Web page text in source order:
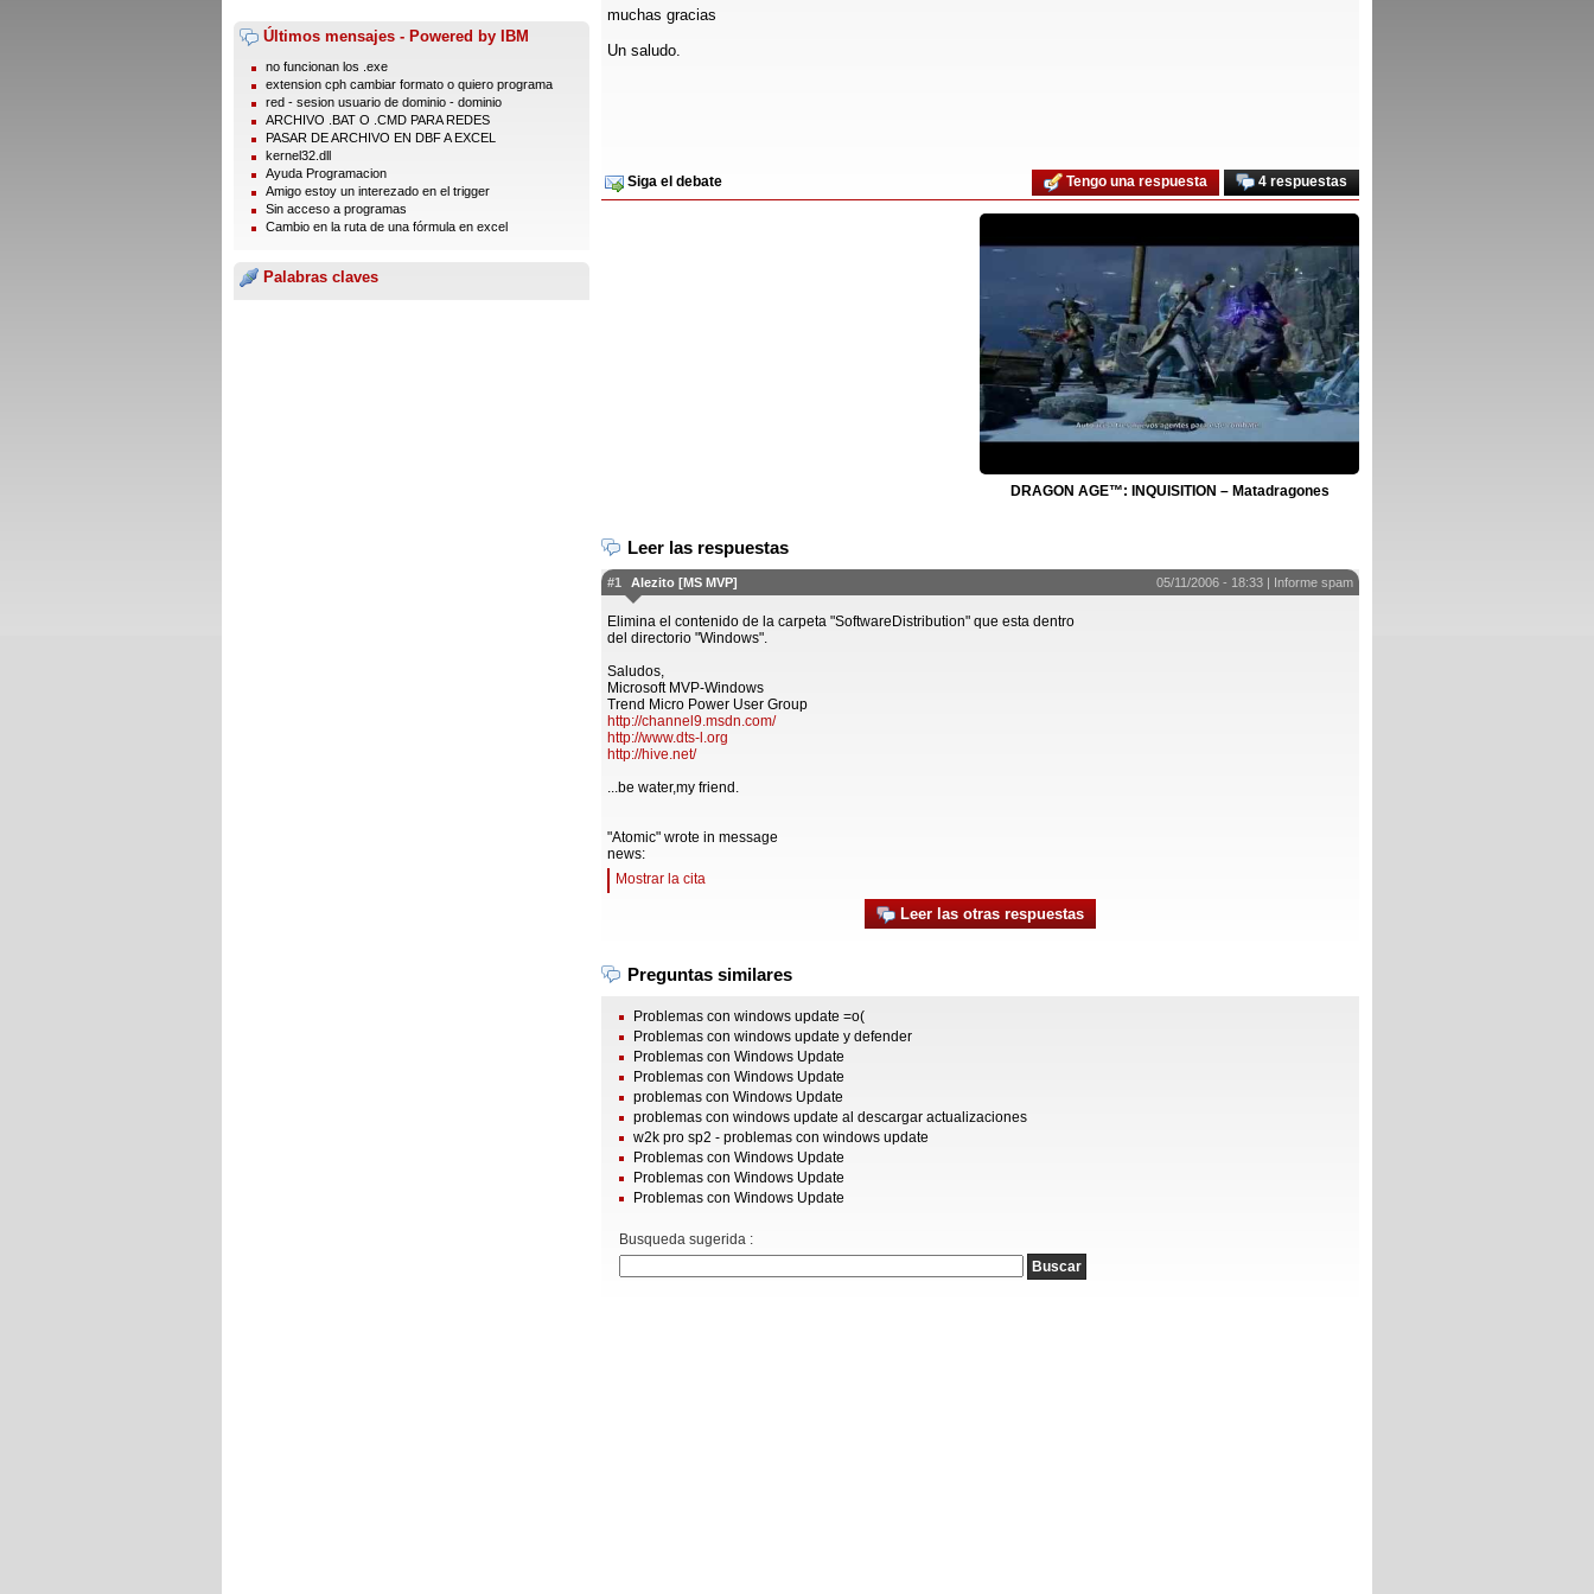
Últimos mensajes - Powered by IBM
no funcionan los .exe
extension cph cambiar formato o quiero programa
red - sesion usuario de dominio - dominio
ARCHIVO .BAT O .CMD PARA REDES
PASAR DE ARCHIVO EN DBF A EXCEL
kernel32.dll
Ayuda Programacion
Amigo estoy un interezado en el trigger
Sin acceso a programas
Cambio en la ruta de una fórmula en excel
Palabras claves
muchas gracias
Un saludo.
Siga el debate 4 respuestas
Tengo una respuesta
DRAGON AGE™: INQUISITION – Matadragones
Leer las respuestas
#1 Alezito [MS MVP] 05/11/2006 - 18:33 | Informe spam
Elimina el contenido de la carpeta "SoftwareDistribution" que esta dentro
del directorio "Windows".
Saludos,
Microsoft MVP-Windows
Trend Micro Power User Group
http://channel9.msdn.com/
http://www.dts-l.org
http://hive.net/
...be water,my friend.
"Atomic" wrote in message
news:
Mostrar la cita
Leer las otras respuestas
Preguntas similares
Problemas con windows update =o(
Problemas con windows update y defender
Problemas con Windows Update
Problemas con Windows Update
problemas con Windows Update
problemas con windows update al descargar actualizaciones
w2k pro sp2 - problemas con windows update
Problemas con Windows Update
Problemas con Windows Update
Problemas con Windows Update
Busqueda sugerida :